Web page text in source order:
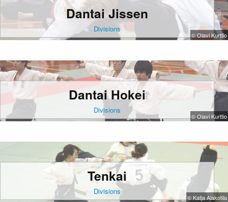
Dantai Jissen
Divisions
© Olavi Kurttio
Dantai Hokei
Divisions
© Olavi Kurttio
Tenkai
Divisions
© Katja Alakotila